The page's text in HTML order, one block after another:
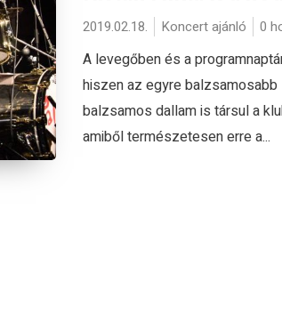
2019.02.18. Koncert ajánló 0
A levegőben és a
hiszen az egyre
balzsamos dallam is társul a
amiből természetesen erre a...